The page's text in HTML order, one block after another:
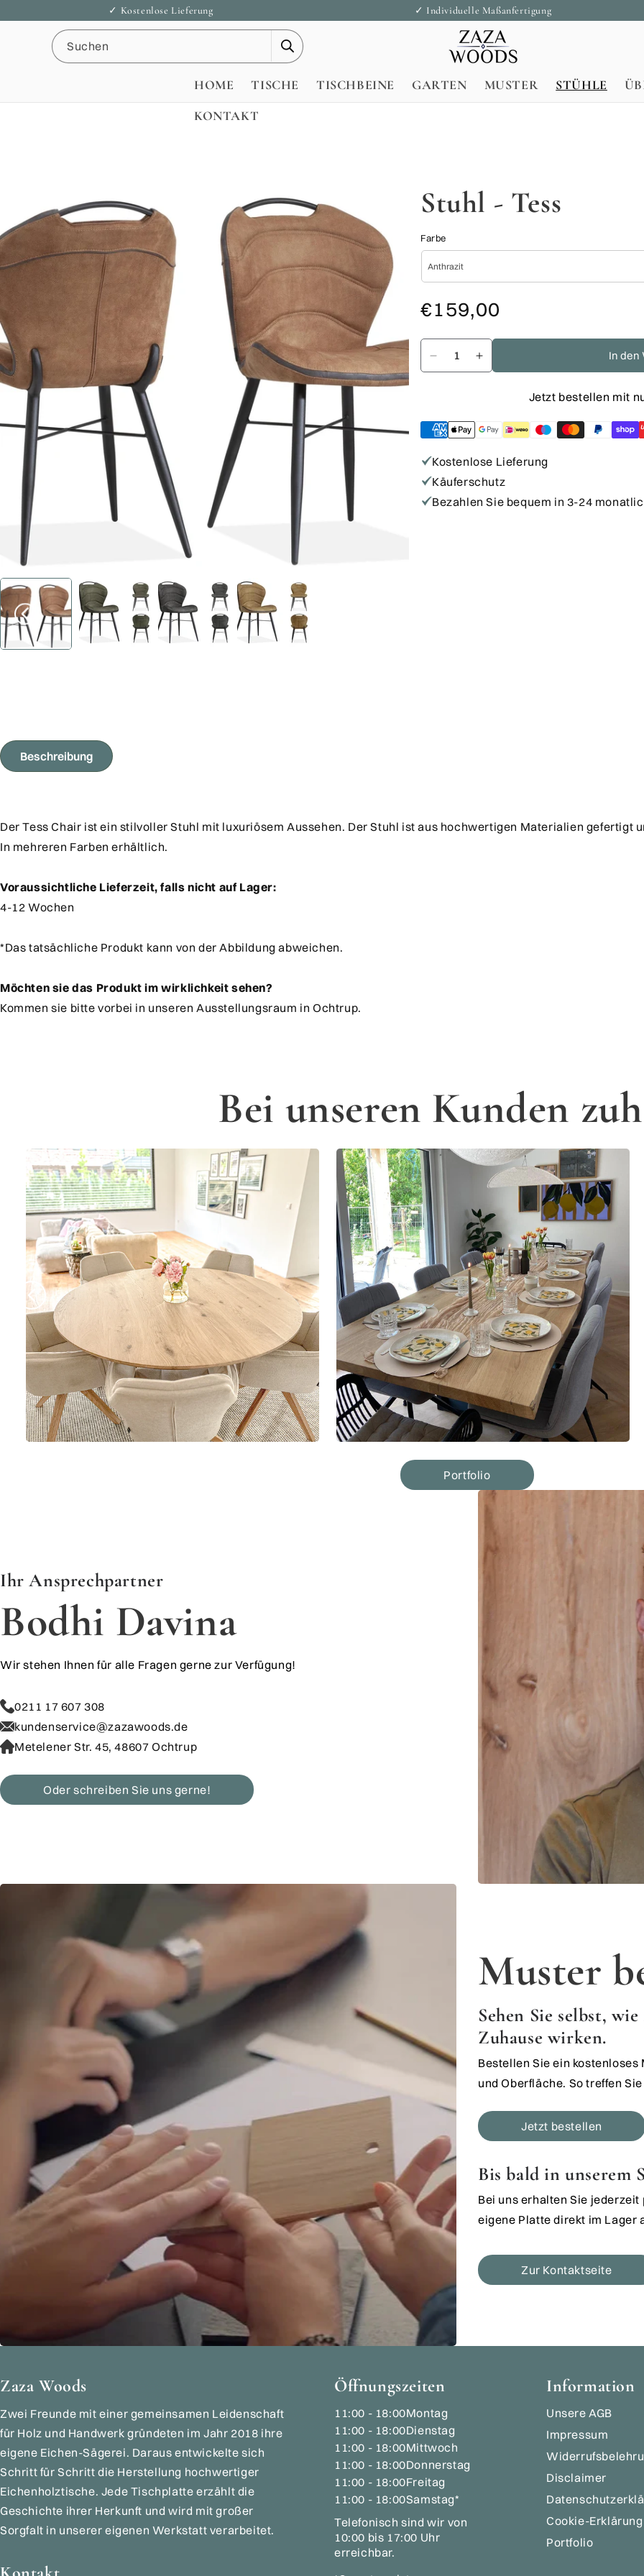
✓ Kostenlose Lieferung ✓ Individuelle Maßanfertigung
Suchen
HOME TISCHE TISCHBEINE GARTEN MUSTER STÜHLE
KONTAKT
Stuhl - Tess
Farbe
Normaler
Preis
Verkaufspreis
€159,00
Verringere
für
Stuhl
Tess
Erhöhe
Stuhl
Tess
In den
Jetzt bestellen mit
Kostenlose Lieferung
Käuferschutz
Bezahlen Sie bequem in 3-24
Beschreibung
Der Tess Chair ist ein stilvoller Stuhl mit luxuriösem Aussehen. Der Stuhl ist aus hochwertigen Materialien gefertigt
In mehreren Farben erhältlich.
Voraussichtliche Lieferzeit, falls nicht auf Lager:
4-12 Wochen
*Das tatsächliche Produkt kann von der Abbildung abweichen.
Möchten sie das Produkt im wirklichkeit sehen?
Kommen sie bitte vorbei in unseren Ausstellungsraum in Ochtrup.
Bei unseren Kunden
Portfolio
​​​​​​​Ihr Ansprechpartner
Bodhi Davina
Wir stehen Ihnen für alle Fragen gerne zur Verfügung!
0211 17 607 308
kundenservice@zazawoods.de
Metelener Str. 45, 48607 Ochtrup
Oder schreiben Sie uns gerne!
Muster
Sehen Sie selbst,
Zuhause wirken.
Bestellen Sie ein
und Oberfläche. So treffen
Jetzt bestellen
Bis bald in unserem
Bei uns erhalten Sie
eigene Platte direkt im Lager
Zur Kontaktseite
Zaza Woods
Zwei Freunde mit einer gemeinsamen Leidenschaft
für Holz und Handwerk gründeten im Jahr 2018 ihre
eigene Eichen-Sägerei. Daraus entwickelte sich
Schritt für Schritt die Herstellung hochwertiger
Eichenholztische. Jede Tischplatte erzählt die
Geschichte ihrer Herkunft und wird mit großer
Sorgfalt in unserer eigenen Werkstatt verarbeitet.
Öffnungszeiten
11:00 - 18:00Montag
11:00 - 18:00Dienstag
11:00 - 18:00Mittwoch
11:00 - 18:00Donnerstag
11:00 - 18:00Freitag
11:00 - 18:00Samstag*
Telefonisch sind wir von
10:00 bis 17:00 Uhr
erreichbar.
Information
Unsere AGB
Impressum
Disclaimer
Cookie-Erklärung
Portfolio